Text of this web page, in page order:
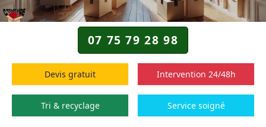
07 75 79 28 98
Devis gratuit Intervention 24/48h
Tri & recyclage Service soigné